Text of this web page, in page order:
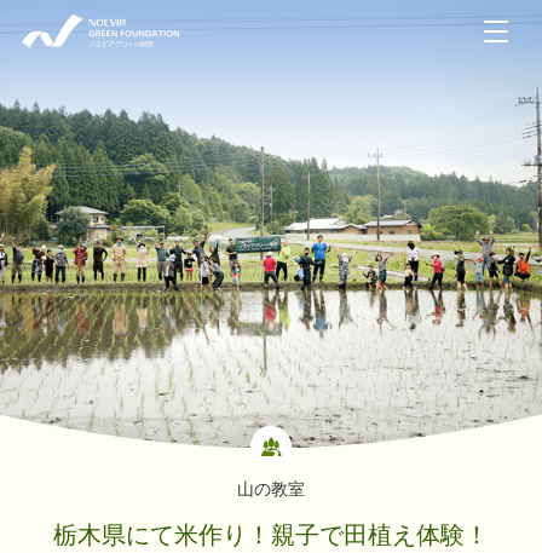
NOEVIR GREEN FOUNDATION ノエビアグリーン財団
山の教室
栃木県にて米作り！親子で田植え体験！